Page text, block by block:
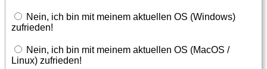
Nein, ich bin mit meinem aktuellen OS (Windows)
zufrieden!
Nein, ich bin mit meinem aktuellen OS (MacOS /
Linux) zufrieden!